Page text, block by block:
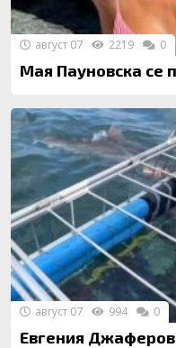
Мая Пауновска се
август 07 2219 0
Евгения
август 07 994 0